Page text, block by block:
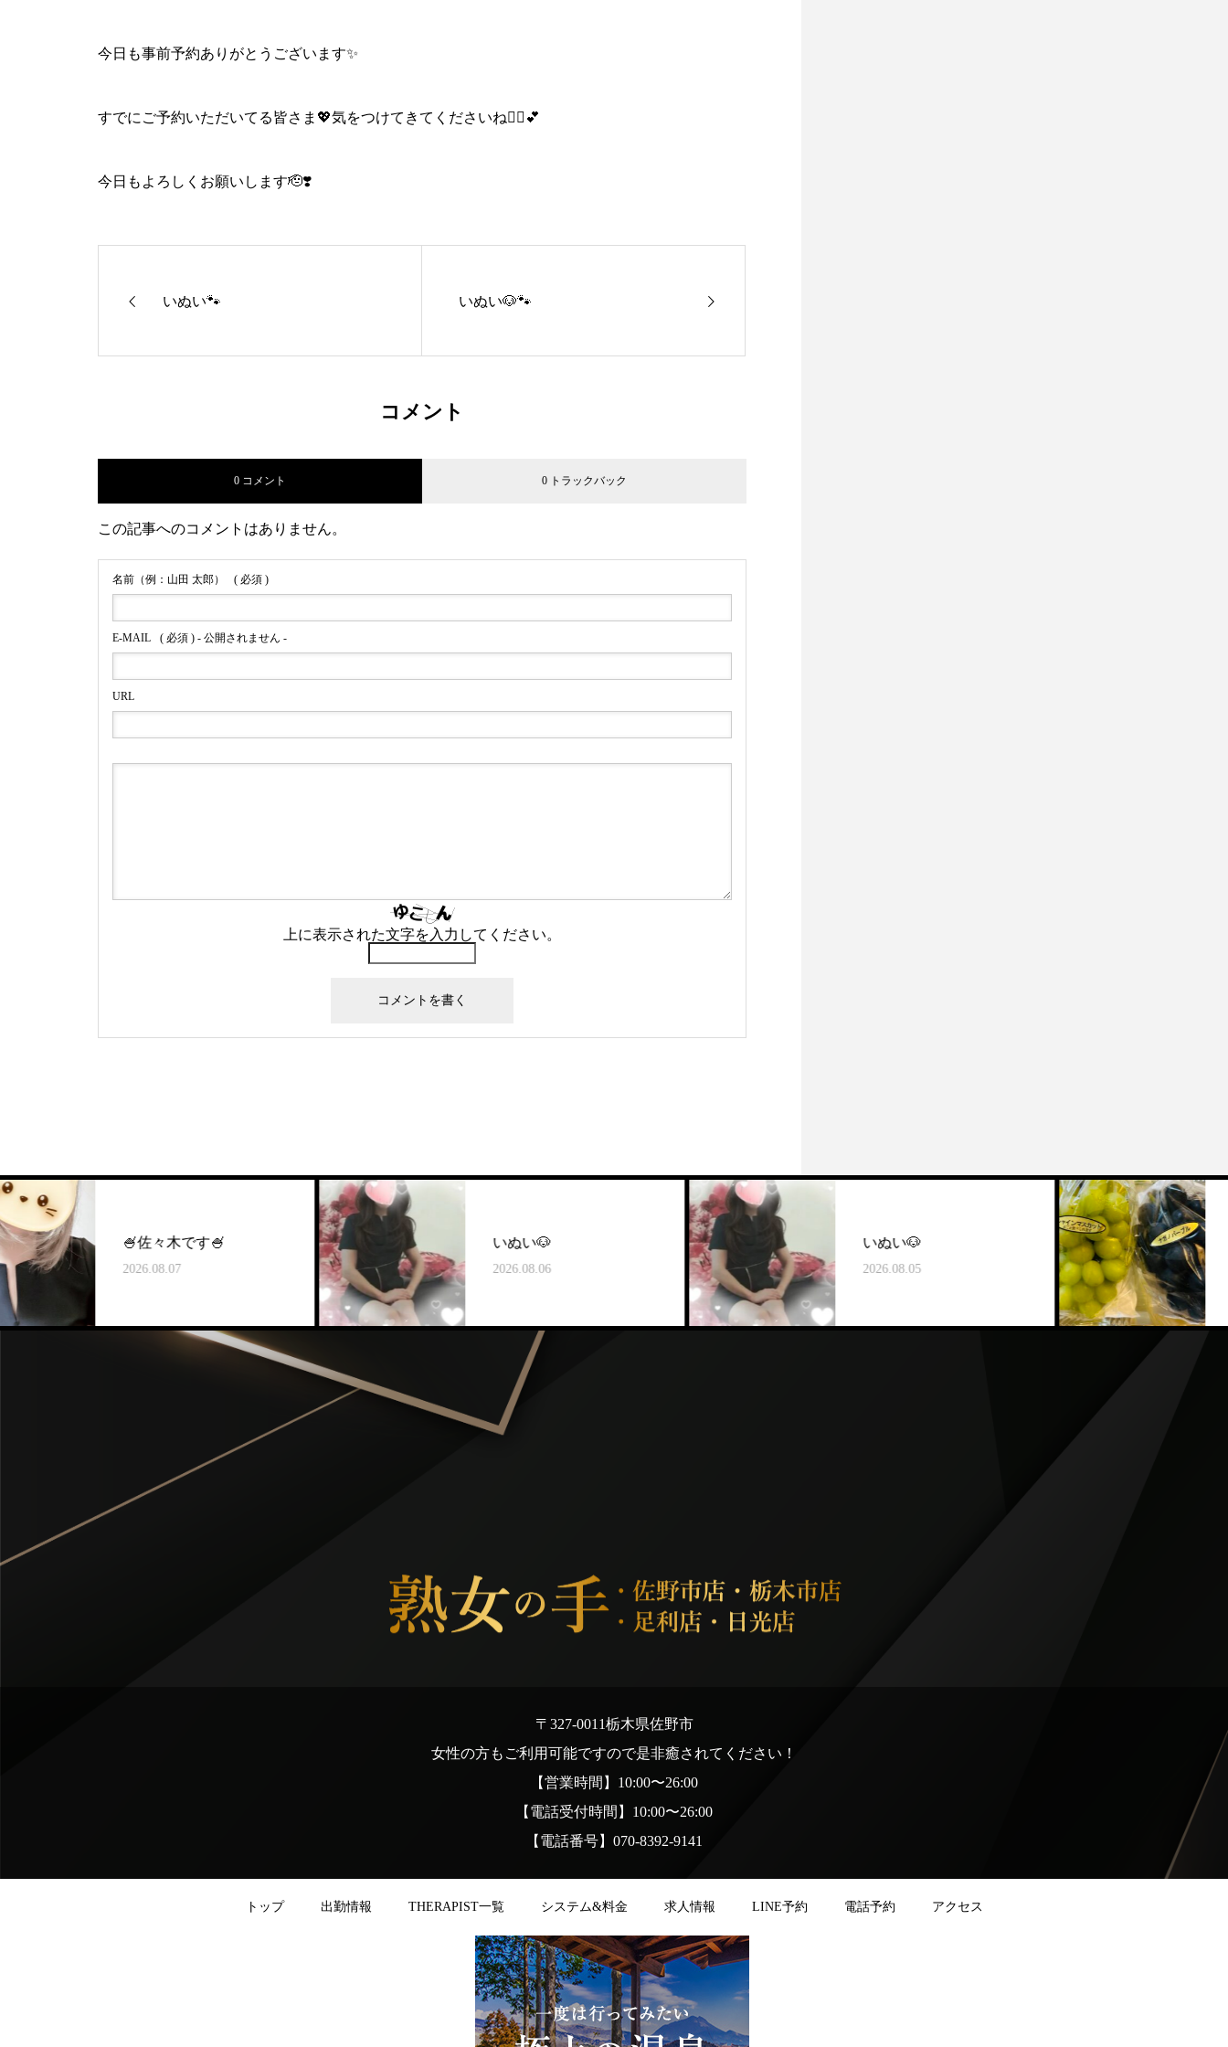
今日も事前予約ありがとうございます✨️
すでにご予約いただいてる皆さま💖気をつけてきてくださいね🙋‍♀️💕
今日もよろしくお願いします🫡❣️
いぬい🐾 いぬい🐶🐾
コメント
0 コメント 0 トラックバック
この記事へのコメントはありません。
名前（例：山田 太郎） ( 必須 )
E-MAIL ( 必須 ) - 公開されません -
URL
上に表示された文字を入力してください。
🍧佐々木です🍧
2026.08.07
いぬい🐶
2026.08.06
いぬい🐶
2026.08.05
🌵佐々木で
2026.08.04
〒327-0011栃木県佐野市
女性の方もご利用可能ですので是非癒されてください！
【営業時間】10:00〜26:00
【電話受付時間】10:00〜26:00
【電話番号】070-8392-9141
トップ 出勤情報 THERAPIST一覧 システム&料金 求人情報 LINE予約 電話予約 アクセス